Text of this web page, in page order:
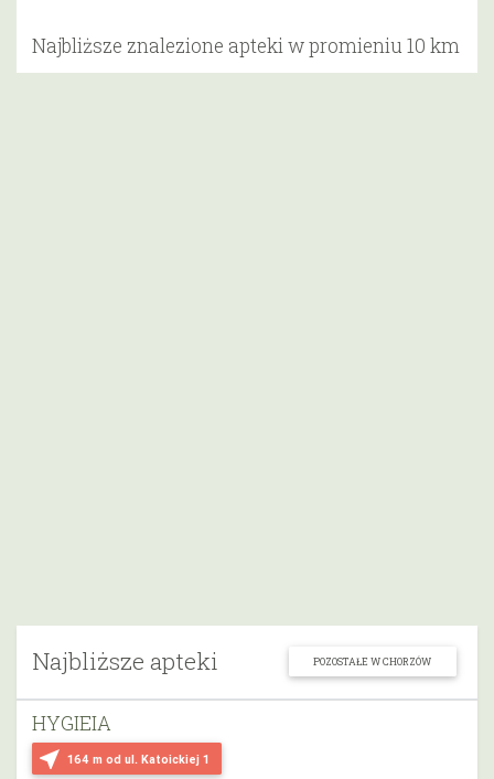
Najbliższe apteki POZOSTAŁE W CHORZÓW
near_me 164 m od ul. Katoickiej 1
HYGIEIA
Najbliższe znalezione apteki w promieniu 10 km